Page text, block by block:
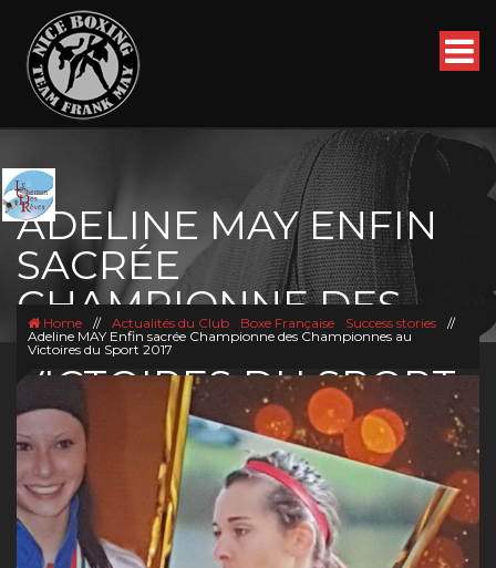
ADELINE MAY ENFIN
SACRÉE
CHAMPIONNE DES
CHAMPIONNES AU
VICTOIRES DU SPORT
2017
Home // Actualités du Club Boxe Française Success stories
//
Adeline MAY Enfin sacrée Championne des Championnes au
Victoires du Sport 2017